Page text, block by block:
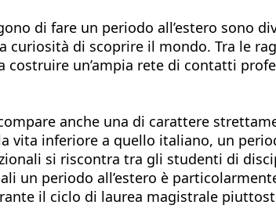
di fare un periodo all’estero sono
di scoprire il mondo. Tra le
costruire un’ampia rete di contatti
anche una di carattere
vita inferiore a quello italiano, un
si riscontra tra gli studenti di
un periodo all’estero è
il ciclo di laurea magistrale